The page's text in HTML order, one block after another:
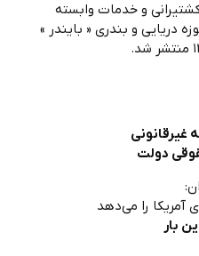
و خدمات وابسته
دریایی و بندری « بایندر »
غیرقانونی
دولت
آمریکا را می‌دهد
بار